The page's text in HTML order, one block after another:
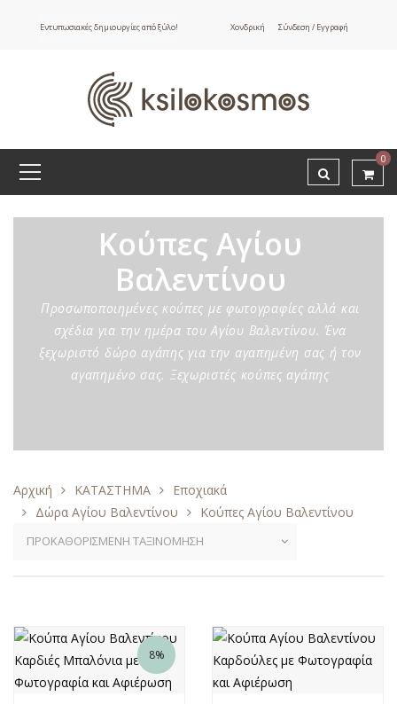
Εντυπωσιακές δημιουργίες από ξύλο! Χονδρική Σύνδεση / Εγγραφή
0
Κούπες Αγίου
Βαλεντίνου
Προσωποποιημένες κούπες με φωτογραφίες αλλά και
σχέδια για την ημέρα του Αγίου Βαλεντίνου. Ένα
ξεχωριστό δώρο αγάπης για την αγαπημένη σας ή τον
αγαπημένο σας. Ξεχωριστές κούπες αγάπης
Αρχική ΚΑΤΑΣΤΗΜΑ
Εποχιακά
Δώρα Αγίου Βαλεντίνου
Κούπες Αγίου Βαλεντίνου
8%